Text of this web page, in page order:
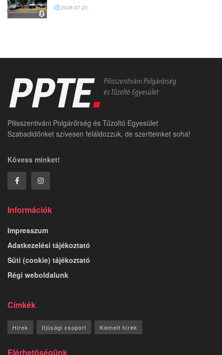
2026.07.23.
Pilisszentiváni Polgárőrség és Tűzoltó Egyesület
Szabadidőnket szívesen feláldozzuk, de szertteinket soha!
Kövess minket!
Információk
Impresszum
Adatkezelési tájékoztató
Süti (cookie) tájékoztató
Régi weboldalunk
Címkék
Hírek Ifjúsági csoport Kiemelt hírek
Elérhetőségünk